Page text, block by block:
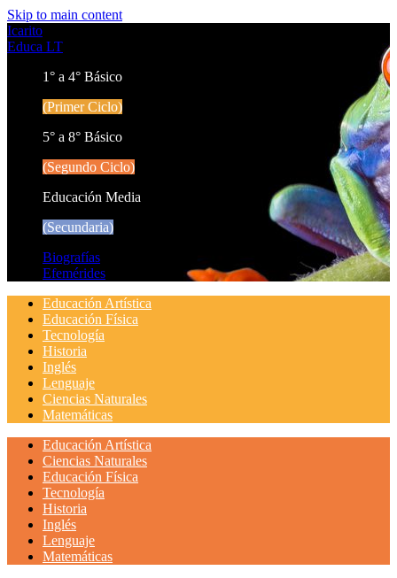
Skip to main content
Icarito
Educa LT
1° a 4° Básico
(Primer Ciclo)
5° a 8° Básico
(Segundo Ciclo)
Educación Media
(Secundaria)
Biografías
Efemérides
Educación Artística
Educación Física
Tecnología
Historia
Inglés
Lenguaje
Ciencias Naturales
Matemáticas
Educación Artística
Ciencias Naturales
Educación Física
Tecnología
Historia
Inglés
Lenguaje
Matemáticas